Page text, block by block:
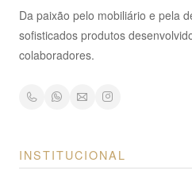
Da paixão pelo mobiliário e pela
sofisticados produtos
colaboradores.
INSTITUCIONAL